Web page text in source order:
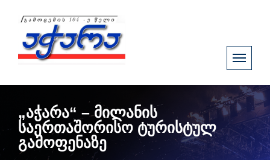
„აჭარა“ – მილანის
საერთაშორისო ტურისტულ
გამოფენაზე